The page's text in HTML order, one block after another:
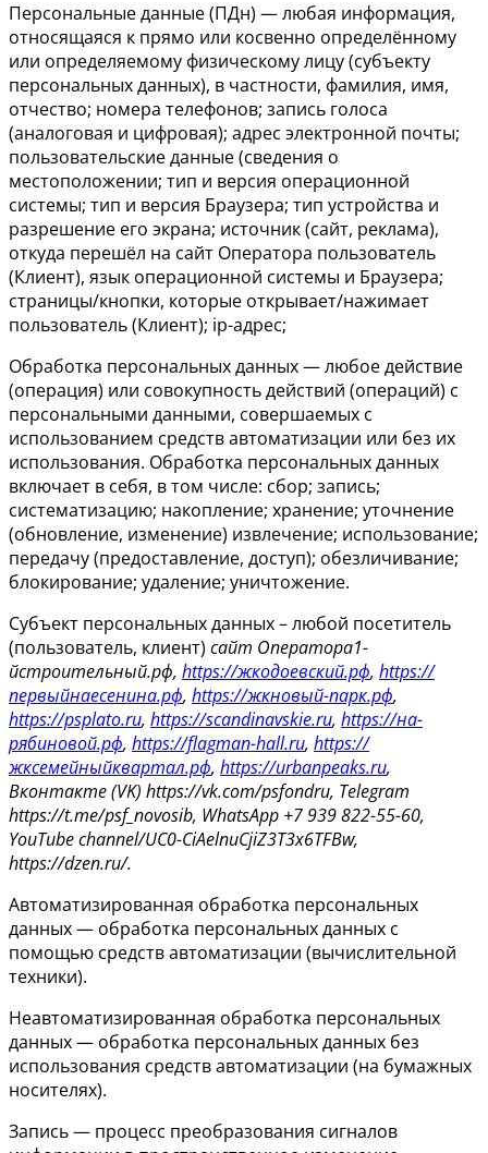
Персональные данные (ПДн) — любая информация,
относящаяся к прямо или косвенно определённому
или определяемому физическому лицу (субъекту
персональных данных), в частности, фамилия, имя,
отчество; номера телефонов; запись голоса
(аналоговая и цифровая); адрес электронной почты;
пользовательские данные (сведения о
местоположении; тип и версия операционной
системы; тип и версия Браузера; тип устройства и
разрешение его экрана; источник (сайт, реклама),
откуда перешёл на сайт Оператора пользователь
(Клиент), язык операционной системы и Браузера;
страницы/кнопки, которые открывает/нажимает
пользователь (Клиент); ip-адрес;
Обработка персональных данных — любое действие
(операция) или совокупность действий (операций) с
персональными данными, совершаемых с
использованием средств автоматизации или без их
использования. Обработка персональных данных
включает в себя, в том числе: сбор; запись;
систематизацию; накопление; хранение; уточнение
(обновление, изменение) извлечение; использование;
передачу (предоставление, доступ); обезличивание;
блокирование; удаление; уничтожение.
Субъект персональных данных – любой посетитель
(пользователь, клиент) сайт Оператора1-
йстроительный.рф, https://жкодоевский.рф, https://
первыйнаесенина.рф, https://жкновый-парк.рф,
https://psplato.ru, https://scandinavskie.ru, https://на-
рябиновой.рф, https://flagman-hall.ru, https://
жксемейныйквартал.рф, https://urbanpeaks.ru,
Вконтакте (VK) https://vk.com/psfondru, Telegram
https://t.me/psf_novosib, WhatsApp +7 939 822-55-60,
YouTube channel/UC0-CiAelnuCjiZ3T3x6TFBw,
https://dzen.ru/.
Автоматизированная обработка персональных
данных — обработка персональных данных с
помощью средств автоматизации (вычислительной
техники).
Неавтоматизированная обработка персональных
данных — обработка персональных данных без
использования средств автоматизации (на бумажных
носителях).
Запись — процесс преобразования сигналов